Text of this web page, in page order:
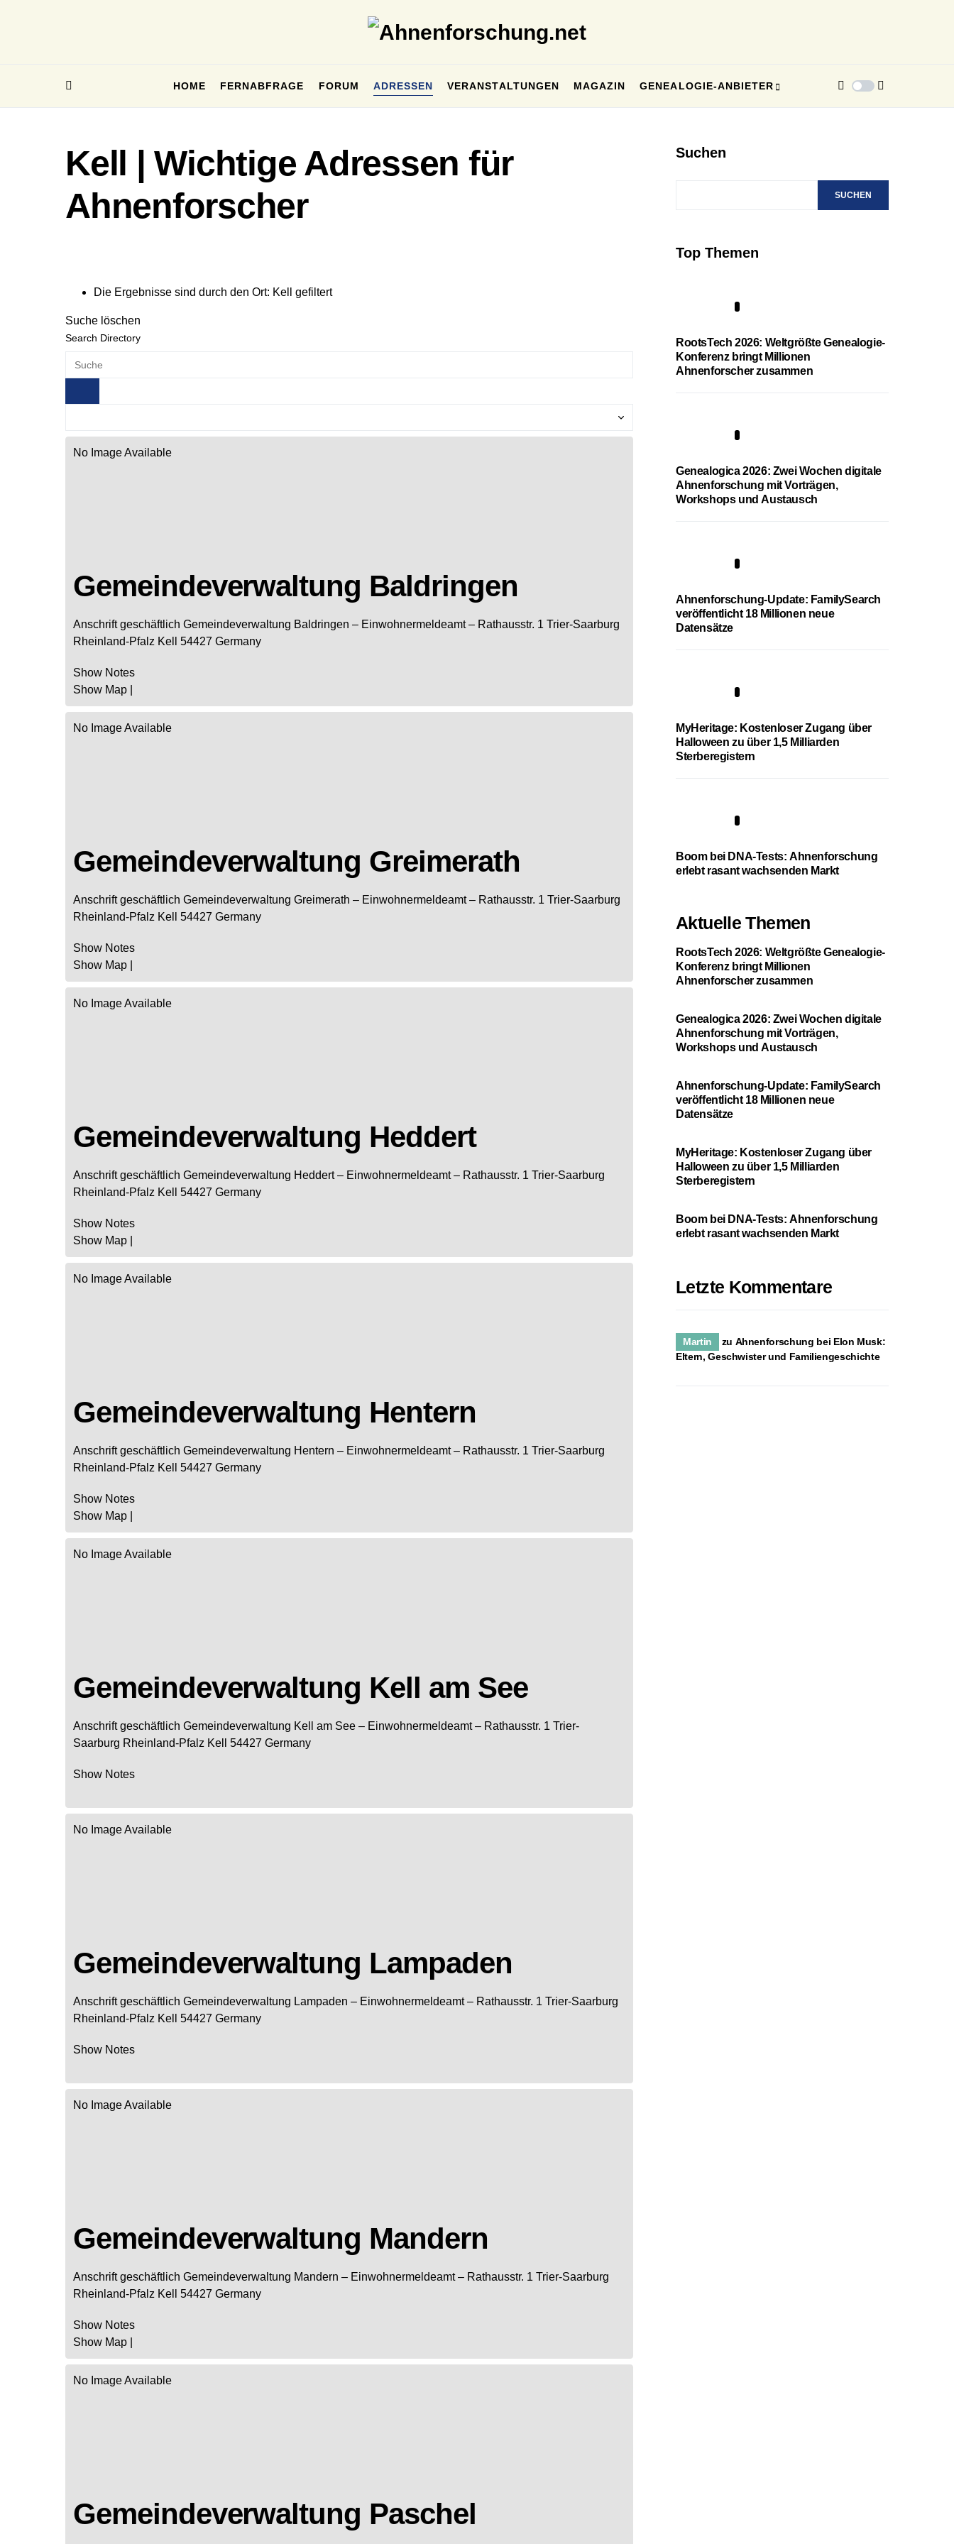
HOME FERNABFRAGE FORUM ADRESSEN VERANSTALTUNGEN MAGAZIN GENEALOGIE-ANBIETER
Kell | Wichtige Adressen für
Ahnenforscher
Die Ergebnisse sind durch den Ort: Kell gefiltert
Suche löschen
Search Directory
No Image Available
Gemeindeverwaltung Baldringen
Anschrift geschäftlich Gemeindeverwaltung Baldringen – Einwohnermeldeamt – Rathausstr. 1 Trier-Saarburg
Rheinland-Pfalz Kell 54427 Germany
Show Notes
Show Map
No Image Available
Gemeindeverwaltung Greimerath
Anschrift geschäftlich Gemeindeverwaltung Greimerath – Einwohnermeldeamt – Rathausstr. 1 Trier-Saarburg
Rheinland-Pfalz Kell 54427 Germany
Show Notes
Show Map
No Image Available
Gemeindeverwaltung Heddert
Anschrift geschäftlich Gemeindeverwaltung Heddert – Einwohnermeldeamt – Rathausstr. 1 Trier-Saarburg
Rheinland-Pfalz Kell 54427 Germany
Show Notes
Show Map
No Image Available
Gemeindeverwaltung Hentern
Anschrift geschäftlich Gemeindeverwaltung Hentern – Einwohnermeldeamt – Rathausstr. 1 Trier-Saarburg
Rheinland-Pfalz Kell 54427 Germany
Show Notes
Show Map
No Image Available
Gemeindeverwaltung Kell am See
Anschrift geschäftlich Gemeindeverwaltung Kell am See – Einwohnermeldeamt – Rathausstr. 1 Trier-
Saarburg Rheinland-Pfalz Kell 54427 Germany
Show Notes
No Image Available
Gemeindeverwaltung Lampaden
Anschrift geschäftlich Gemeindeverwaltung Lampaden – Einwohnermeldeamt – Rathausstr. 1 Trier-Saarburg
Rheinland-Pfalz Kell 54427 Germany
Show Notes
No Image Available
Gemeindeverwaltung Mandern
Anschrift geschäftlich Gemeindeverwaltung Mandern – Einwohnermeldeamt – Rathausstr. 1 Trier-Saarburg
Rheinland-Pfalz Kell 54427 Germany
Show Notes
Show Map
No Image Available
Gemeindeverwaltung Paschel
Suchen
SUCHEN
Top Themen
RootsTech 2026: Weltgrößte Genealogie-
Konferenz bringt Millionen
Ahnenforscher zusammen
Genealogica 2026: Zwei Wochen digitale
Ahnenforschung mit Vorträgen,
Workshops und Austausch
Ahnenforschung-Update: FamilySearch
veröffentlicht 18 Millionen neue
Datensätze
MyHeritage: Kostenloser Zugang über
Halloween zu über 1,5 Milliarden
Sterberegistern
Boom bei DNA-Tests: Ahnenforschung
erlebt rasant wachsenden Markt
Aktuelle Themen
RootsTech 2026: Weltgrößte Genealogie-
Konferenz bringt Millionen
Ahnenforscher zusammen
Genealogica 2026: Zwei Wochen digitale
Ahnenforschung mit Vorträgen,
Workshops und Austausch
Ahnenforschung-Update: FamilySearch
veröffentlicht 18 Millionen neue
Datensätze
MyHeritage: Kostenloser Zugang über
Halloween zu über 1,5 Milliarden
Sterberegistern
Boom bei DNA-Tests: Ahnenforschung
erlebt rasant wachsenden Markt
Letzte Kommentare
Martin zu Ahnenforschung bei Elon Musk:
Eltern, Geschwister und Familiengeschichte